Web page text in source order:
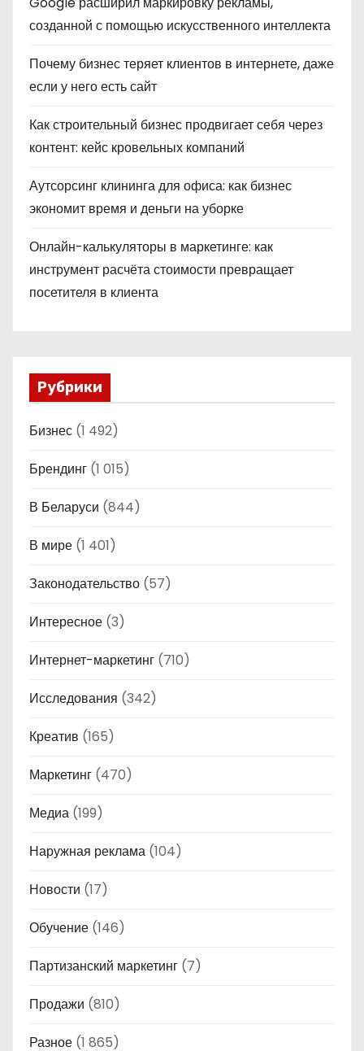
созданной с помощью искусственного интеллекта
Почему бизнес теряет клиентов в интернете, даже
если у него есть сайт
Как строительный бизнес продвигает себя через
контент: кейс кровельных компаний
Аутсорсинг клининга для офиса: как бизнес
экономит время и деньги на уборке
Онлайн-калькуляторы в маркетинге: как
инструмент расчёта стоимости превращает
посетителя в клиента
Рубрики
Бизнес (1 492)
Брендинг (1 015)
В Беларуси (844)
В мире (1 401)
Законодательство (57)
Интересное (3)
Интернет-маркетинг (710)
Исследования (342)
Креатив (165)
Маркетинг (470)
Медиа (199)
Наружная реклама (104)
Новости (17)
Обучение (146)
Партизанский маркетинг (7)
Продажи (810)
Разное (1 865)